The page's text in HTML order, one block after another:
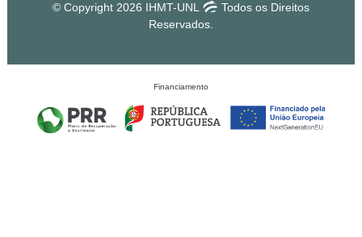
© Copyright 2026 IHMT-UNL
Todos os Direitos
Reservados.
Financiamento